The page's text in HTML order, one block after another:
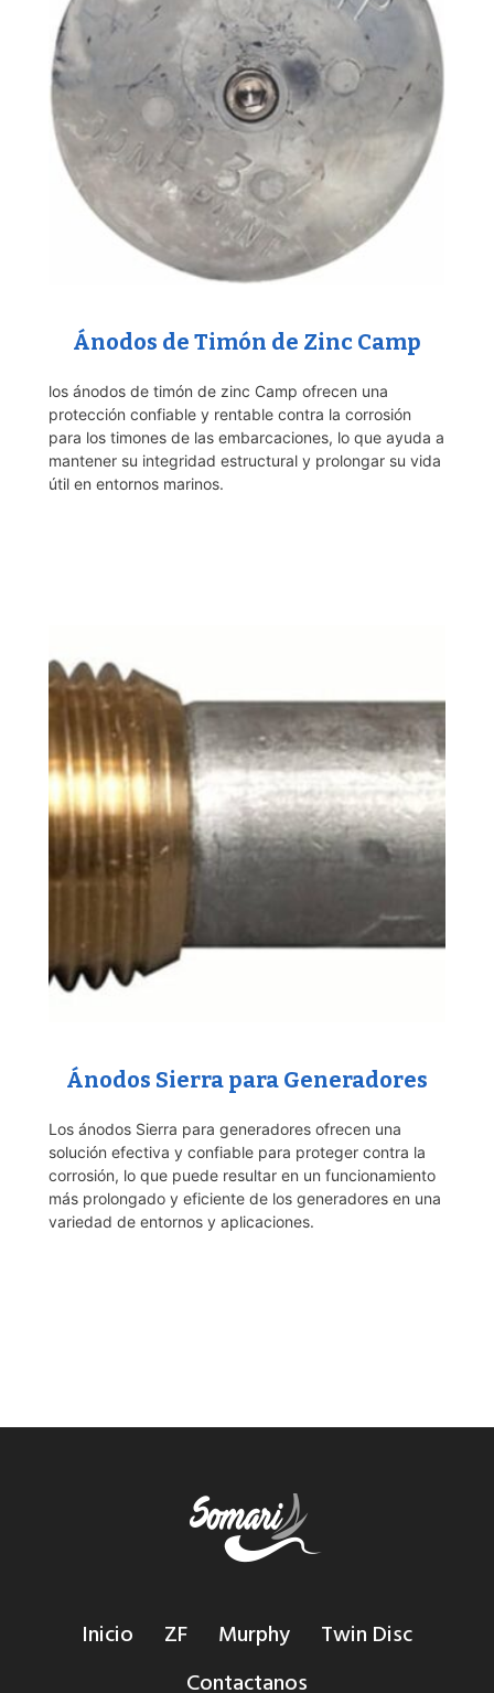
Ánodos de Timón de Zinc Camp
los ánodos de timón de zinc Camp ofrecen una
protección confiable y rentable contra la corrosión
para los timones de las embarcaciones, lo que ayuda a
mantener su integridad estructural y prolongar su vida
útil en entornos marinos.
Ánodos Sierra para Generadores
Los ánodos Sierra para generadores ofrecen una
solución efectiva y confiable para proteger contra la
corrosión, lo que puede resultar en un funcionamiento
más prolongado y eficiente de los generadores en una
variedad de entornos y aplicaciones.
Inicio ZF Murphy
Twin Disc
Contactanos